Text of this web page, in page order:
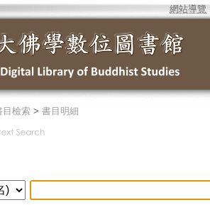
網站導覽
目檢索 > 書目明細